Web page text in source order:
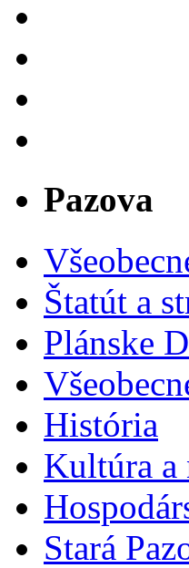
Pazova
Štatút a
Plánske
História
Kultúra a
Stará